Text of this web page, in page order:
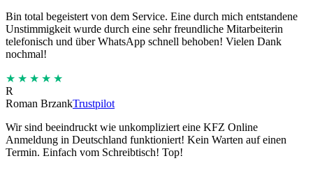
Bin total begeistert von dem Service. Eine durch mich entstandene
Unstimmigkeit wurde durch eine sehr freundliche Mitarbeiterin
telefonisch und über WhatsApp schnell behoben! Vielen Dank
nochmal!
★★★★★
R
Roman BrzankTrustpilot
Wir sind beeindruckt wie unkompliziert eine KFZ Online
Anmeldung in Deutschland funktioniert! Kein Warten auf einen
Termin. Einfach vom Schreibtisch! Top!